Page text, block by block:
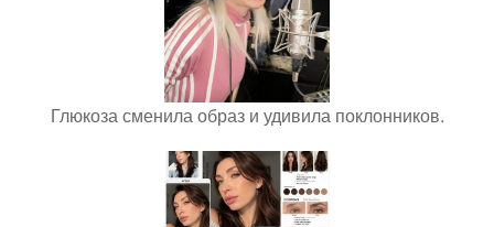
Глюкоза сменила образ и удивила поклонников.